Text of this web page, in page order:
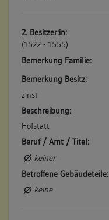
2. Besitzer:in:
(1522 - 1555)
Bemerkung Familie:
Bemerkung Besitz:
zinst
Beschreibung:
Hofstatt
Beruf / Amt / Titel:
keiner
Betroffene Gebäudeteile:
keine